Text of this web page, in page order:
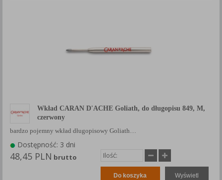
Wkład CARAN D'ACHE Goliath, do długopisu 849, M,
czerwony
bardzo pojemny wkład długopisowy Goliath…
Dostępność: 3 dni
48,45 PLN brutto
Do koszyka Wyświetl